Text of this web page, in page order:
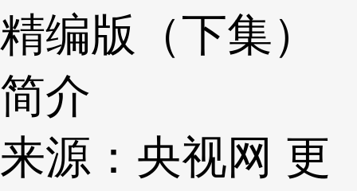
精编版（下集）
简介
来源：央视网 更